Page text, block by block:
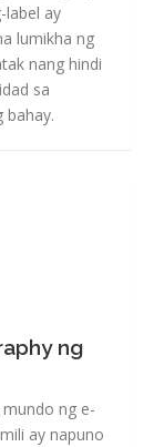
label ay
lumikha ng
nang hindi
sa
bahay.
ng
ng e-
ay napuno